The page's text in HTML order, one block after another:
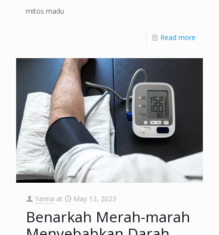
mitos madu
Read more
Yanna at May 13, 2023
Benarkah Merah-marah